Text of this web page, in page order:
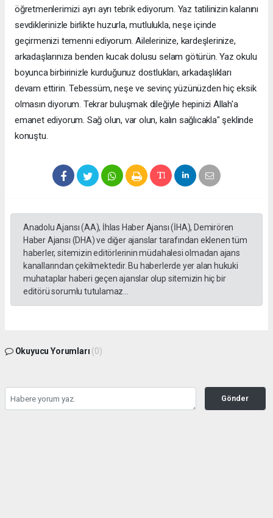
öğretmenlerimizi ayrı ayrı tebrik ediyorum. Yaz tatilinizin kalanını
sevdiklerinizle birlikte huzurla, mutlulukla, neşe içinde
geçirmenizi temenni ediyorum. Ailelerinize, kardeşlerinize,
arkadaşlarınıza benden kucak dolusu selam götürün. Yaz okulu
boyunca birbirinizle kurduğunuz dostlukları, arkadaşlıkları
devam ettirin. Tebessüm, neşe ve sevinç yüzünüzden hiç eksik
olmasın diyorum. Tekrar buluşmak dileğiyle hepinizi Allah'a
emanet ediyorum. Sağ olun, var olun, kalın sağlıcakla" şeklinde
konuştu.
Anadolu Ajansı (AA), İhlas Haber Ajansı (İHA), Demirören
Haber Ajansı (DHA) ve diğer ajanslar tarafından eklenen tüm
haberler, sitemizin editörlerinin müdahalesi olmadan ajans
kanallarından çekilmektedir. Bu haberlerde yer alan hukuki
muhataplar haberi geçen ajanslar olup sitemizin hiç bir
editörü sorumlu tutulamaz...
Okuyucu Yorumları (0)
Gönder